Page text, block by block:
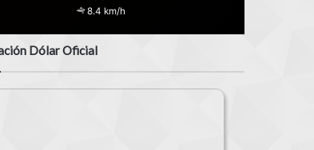
8.4 km/h
Dólar Oficial